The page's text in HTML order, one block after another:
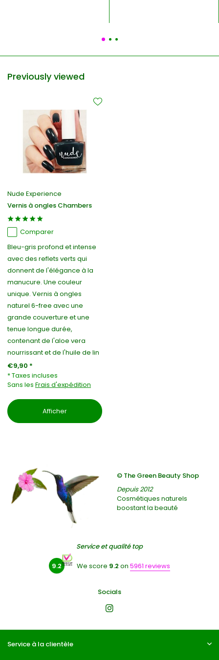
Previously viewed
Nude Experience
Vernis à ongles Chambers
Comparer
Bleu-gris profond et intense
avec des reflets verts qui
donnent de l'élégance à la
manucure. Une couleur
unique. Vernis à ongles
naturel 6-free avec une
grande couverture et une
tenue longue durée,
contenant de l'aloe vera
nourrissant et de l'huile de lin
€9,90 *
* Taxes incluses
Sans les Frais d'expédition
Afficher
© The Green Beauty Shop
Depuis 2012
Cosmétiques naturels
boostant la beauté
Service et qualité top
9.2 We score 9.2 on 5961 reviews
Socials
Service à la clientèle